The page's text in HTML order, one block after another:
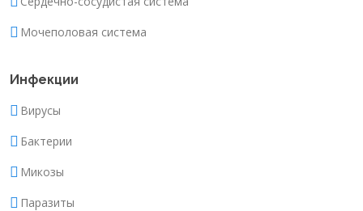
Мочеполовая система
Инфекции
Вирусы
Бактерии
Микозы
Паразиты